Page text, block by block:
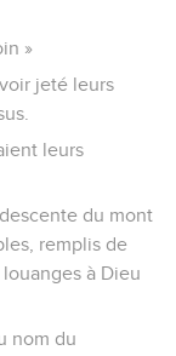
»
jeté leurs
leurs
du mont
remplis de
à Dieu
nom du